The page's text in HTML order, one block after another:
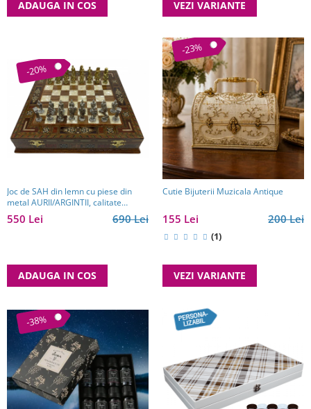
ADAUGA IN COS VEZI VARIANTE
-20%
Joc de SAH din lemn cu piese din
metal AURII/ARGINTII, calitate
premium
690 Lei
550 Lei
ADAUGA IN COS
-23%
Cutie Bijuterii Muzicala Antique
200 Lei
155 Lei
(1)
VEZI VARIANTE
-38%